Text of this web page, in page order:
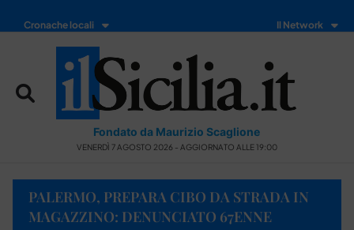
Cronache locali Il Network
Fondato da Maurizio Scaglione
VENERDÌ 7 AGOSTO 2026 - AGGIORNATO ALLE 19:00
PALERMO, PREPARA CIBO DA STRADA IN
MAGAZZINO: DENUNCIATO 67ENNE